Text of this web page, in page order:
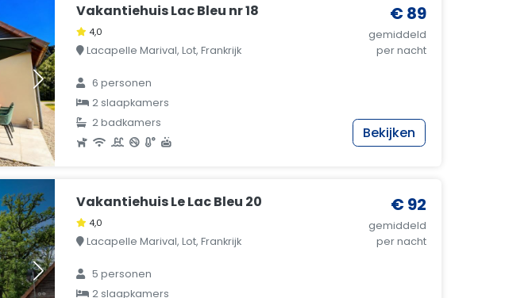
Vakantiehuis Lac Bleu nr 18
4,0
Lacapelle Marival, Lot, Frankrijk
6 personen
2 slaapkamers
2 badkamers
€ 89
gemiddeld
per nacht
Bekijken
Vakantiehuis Le Lac Bleu 20
4,0
Lacapelle Marival, Lot, Frankrijk
5 personen
2 slaapkamers
€ 92
gemiddeld
per nacht